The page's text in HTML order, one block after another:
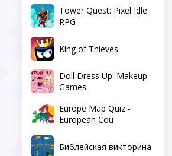
Tower Quest: Pixel Idle
RPG
King of Thieves
Doll Dress Up: Makeup
Games
Europe Map Quiz -
European Cou
Библейская викторина